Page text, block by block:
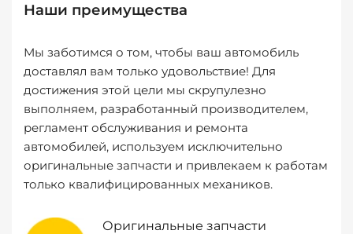
Наши преимущества
Мы заботимся о том, чтобы ваш автомобиль
доставлял вам только удовольствие! Для
достижения этой цели мы скрупулезно
выполняем, разработанный производителем,
регламент обслуживания и ремонта
автомобилей, используем исключительно
оригинальные запчасти и привлекаем к работам
только квалифицированных механиков.
Оригинальные запчасти